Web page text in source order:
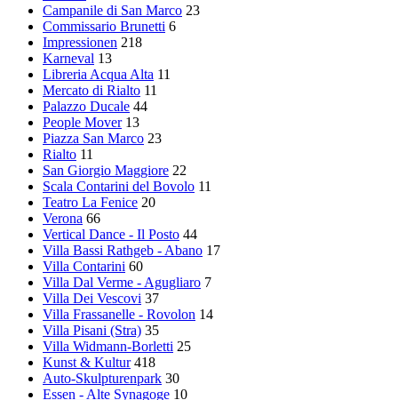
Campanile di San Marco 23
Commissario Brunetti 6
Impressionen 218
Karneval 13
Libreria Acqua Alta 11
Mercato di Rialto 11
Palazzo Ducale 44
People Mover 13
Piazza San Marco 23
Rialto 11
San Giorgio Maggiore 22
Scala Contarini del Bovolo 11
Teatro La Fenice 20
Verona 66
Vertical Dance - Il Posto 44
Villa Bassi Rathgeb - Abano 17
Villa Contarini 60
Villa Dal Verme - Agugliaro 7
Villa Dei Vescovi 37
Villa Frassanelle - Rovolon 14
Villa Pisani (Stra) 35
Villa Widmann-Borletti 25
Kunst & Kultur 418
Auto-Skulpturenpark 30
Essen - Alte Synagoge 10